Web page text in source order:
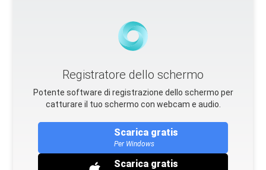
Registratore dello schermo
Potente software di registrazione dello schermo per
catturare il tuo schermo con webcam e audio.
Scarica gratis
Per Windows
Scarica gratis